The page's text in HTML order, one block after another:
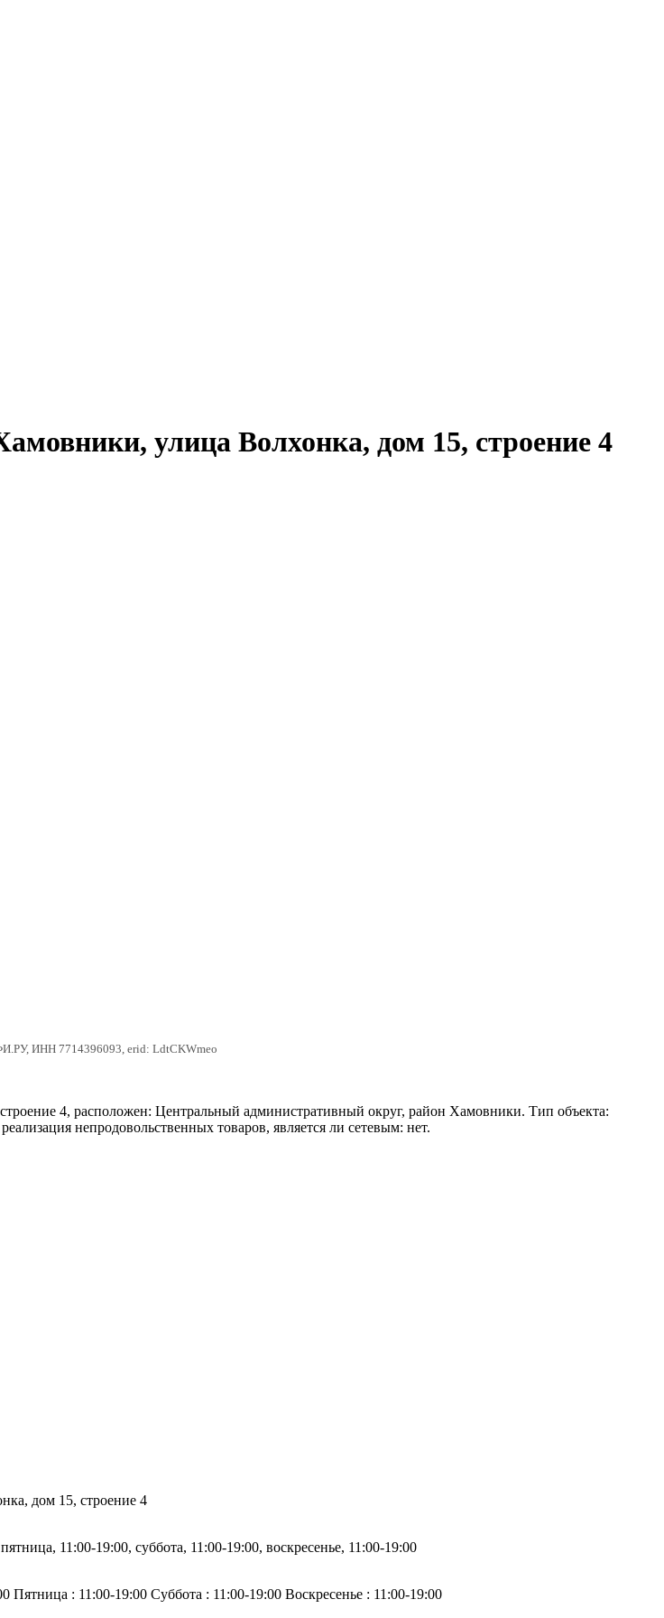
улица Волхонка, дом 15, строение 4
ИНН 7714396093, erid: LdtCKWmeo
4, расположен: Центральный административный округ, район Хамовники. Тип объекта:
непродовольственных товаров, является ли сетевым: нет.
дом 15, строение 4
11:00-19:00, суббота, 11:00-19:00, воскресенье, 11:00-19:00
: 11:00-19:00 Суббота : 11:00-19:00 Воскресенье : 11:00-19:00